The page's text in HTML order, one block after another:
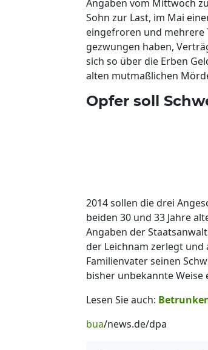
Angaben vom Mittwoch
Sohn zur Last, im Mai
eingefroren und mehrere
gezwungen haben,
sich so über die Erben
alten mutmaßlichen
Opfer soll
2014 sollen die drei
beiden 30 und 33 Jahre
Angaben der
der Leichnam zerlegt und
Familienvater seinen
bisher unbekannte Weise
Lesen Sie auch:
bua/news.de/dpa